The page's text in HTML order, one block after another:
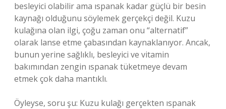
besleyici olabilir ama ıspanak kadar güçlü bir besin
kaynağı olduğunu söylemek gerçekçi değil. Kuzu
kulağına olan ilgi, çoğu zaman onu “alternatif”
olarak lanse etme çabasından kaynaklanıyor. Ancak,
bunun yerine sağlıklı, besleyici ve vitamin
bakımından zengin ıspanak tüketmeye devam
etmek çok daha mantıklı.
Öyleyse, soru şu: Kuzu kulağı gerçekten ıspanak